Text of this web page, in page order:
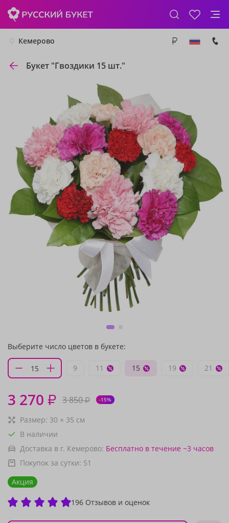
Кемерово
Букет "Гвоздики 15 шт."
Выберите число цветов в букете:
9 11 15 19 21
3 270 ₽ 3 850₽ -15%
Размер: 30 × 35 см
В наличии
Доставка в г. Кемерово: Бесплатно в течение ~3 часов
Покупок за сутки: 51
Акция
196 Отзывов и оценок